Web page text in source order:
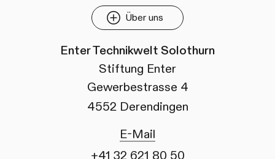
Über uns
Enter Technikwelt Solothurn
Stiftung Enter
Gewerbestrasse 4
4552 Derendingen
E-Mail
+41 32 621 80 50